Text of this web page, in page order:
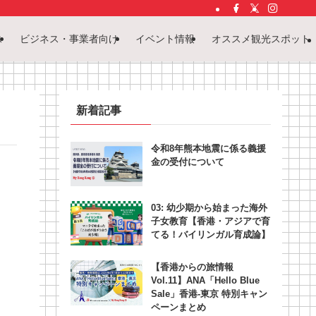
ビジネス・事業者向け イベント情報 オススメ観光スポット
新着記事
令和8年熊本地震に係る義援
金の受付について
03: 幼少期から始まった海外
子女教育【香港・アジアで育
てる！バイリンガル育成論】
【香港からの旅情報
Vol.11】ANA「Hello Blue
Sale」香港‐東京 特別キャン
ペーンまとめ